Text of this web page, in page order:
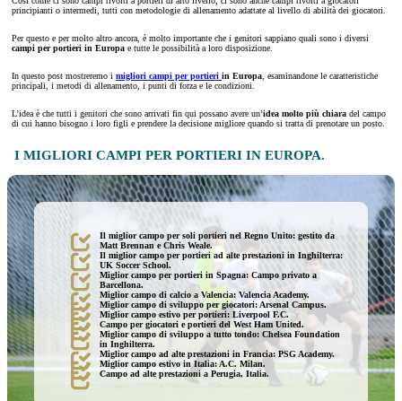
principianti o intermedi, tutti con metodologie di allenamento adattate al livello di abilità dei giocatori.
Per questo e per molto altro ancora, è molto importante che i genitori sappiano quali sono i diversi
campi per portieri in Europa e tutte le possibilità a loro disposizione.
In questo post mostreremo i migliori campi per portieri in Europa , esaminandone le caratteristiche
principali, i metodi di allenamento, i punti di forza e le condizioni.
L’idea è che tutti i genitori che sono arrivati fin qui possano avere un’idea molto più chiara del campo
di cui hanno bisogno i loro figli e prendere la decisione migliore quando si tratta di prenotare un posto.
I MIGLIORI CAMPI PER PORTIERI IN EUROPA.
Il miglior campo per soli portieri nel Regno Unito: gestito da
Matt Brennan e Chris Weale.
Il miglior campo per portieri ad alte prestazioni in Inghilterra:
UK Soccer School.
Miglior campo per portieri in Spagna: Campo privato a
Barcellona.
Miglior campo di calcio a Valencia: Valencia Academy.
Miglior campo di sviluppo per giocatori: Arsenal Campus.
Miglior campo estivo per portieri: Liverpool F.C.
Campo per giocatori e portieri del West Ham United.
Miglior campo di sviluppo a tutto tondo: Chelsea Foundation
in Inghilterra.
Miglior campo ad alte prestazioni in Francia: PSG Academy.
Miglior campo estivo in Italia: A.C. Milan.
Campo ad alte prestazioni a Perugia, Italia.